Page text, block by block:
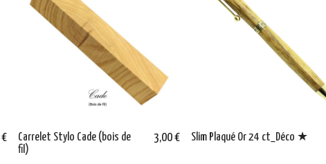
Carrelet Stylo Cade (bois de
fil)
3,00 € Slim Plaqué Or 24 ct_Déco ★